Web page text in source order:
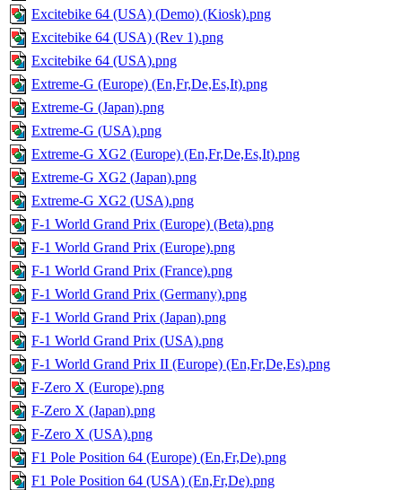
Excitebike 64 (USA) (Demo) (Kiosk).png
Excitebike 64 (USA) (Rev 1).png
Excitebike 64 (USA).png
Extreme-G (Europe) (En,Fr,De,Es,It).png
Extreme-G (Japan).png
Extreme-G (USA).png
Extreme-G XG2 (Europe) (En,Fr,De,Es,It).png
Extreme-G XG2 (Japan).png
Extreme-G XG2 (USA).png
F-1 World Grand Prix (Europe) (Beta).png
F-1 World Grand Prix (Europe).png
F-1 World Grand Prix (France).png
F-1 World Grand Prix (Germany).png
F-1 World Grand Prix (Japan).png
F-1 World Grand Prix (USA).png
F-1 World Grand Prix II (Europe) (En,Fr,De,Es).png
F-Zero X (Europe).png
F-Zero X (Japan).png
F-Zero X (USA).png
F1 Pole Position 64 (Europe) (En,Fr,De).png
F1 Pole Position 64 (USA) (En,Fr,De).png